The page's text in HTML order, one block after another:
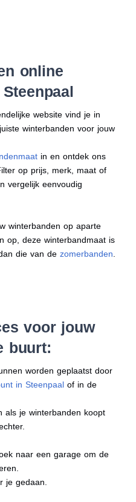
online
website vind je in
winterbanden voor jouw
in en ontdek ons
op prijs, merk, maat of
vergelijk eenvoudig
winterbanden op aparte
op, deze winterbandmaat is
die van dezomerbanden
voor jouw
buurt:
worden geplaatst door
in Steenpaal of in de
als je winterbanden koopt
naar een garage om de
je gedaan.